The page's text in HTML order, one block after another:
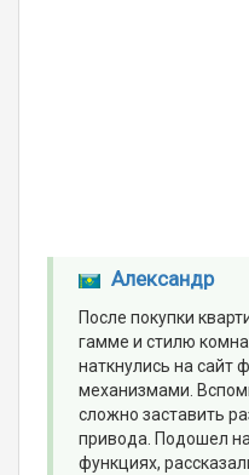
Александр
После покупки
гамме и стилю
наткнулись на сайт
механизмами.
сложно заставить
привода. Подошел
функциях,